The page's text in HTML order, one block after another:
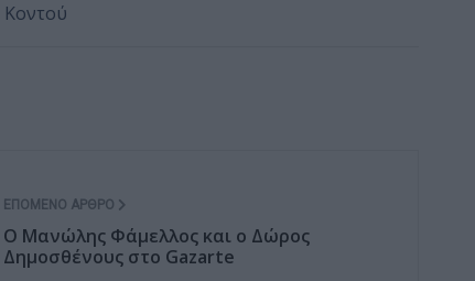
Κοντού
ΕΠΌΜΕΝΟ ΆΡΘΡΟ
Ο Μανώλης Φάμελλος και ο Δώρος
Δημοσθένους στο Gazarte